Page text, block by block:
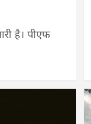
है। पीएफ